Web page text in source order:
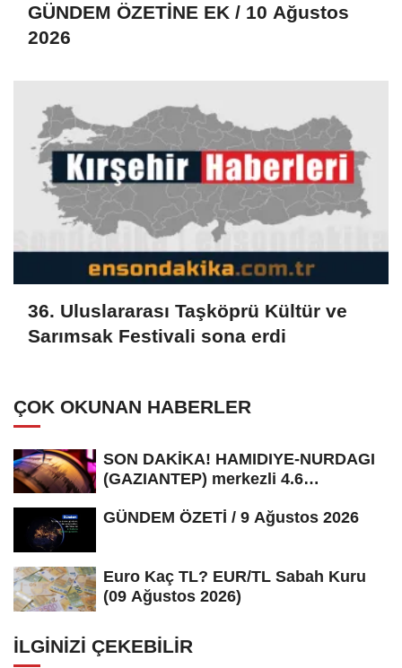
GÜNDEM ÖZETİNE EK / 10 Ağustos
2026
36. Uluslararası Taşköprü Kültür ve
Sarımsak Festivali sona erdi
ÇOK OKUNAN HABERLER
SON DAKİKA! HAMIDIYE-NURDAGI
(GAZIANTEP) merkezli 4.6
GÜNDEM ÖZETİ / 9 Ağustos 2026
Euro Kaç TL? EUR/TL Sabah Kuru
(09 Ağustos 2026)
İLGINIZI ÇEKEBILIR